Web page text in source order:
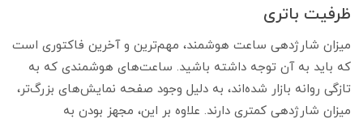
ظرفیت باتری
میزان شارژدهی ساعت هوشمند، مهم‌ترین و آخرین فاکتوری است
که باید به آن توجه داشته باشید. ساعت‌های هوشمندی که به
تازگی روانه بازار شده‌اند، به دلیل وجود صفحه نمایش‌های بزرگ‌تر،
میزان شارژدهی کمتری دارند. علاوه بر این، مجهز بودن به